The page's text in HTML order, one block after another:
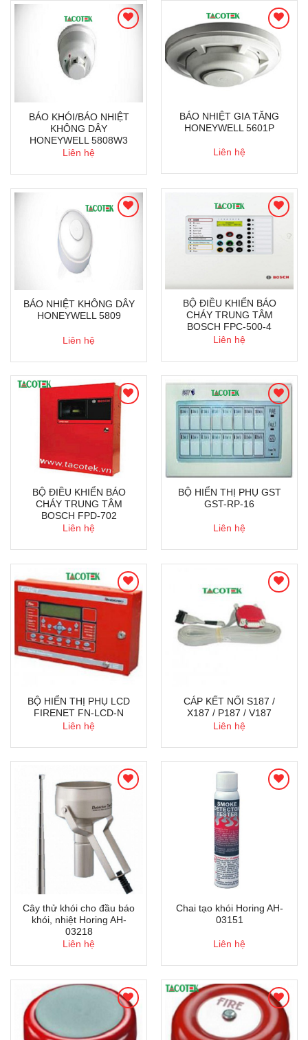
BÁO KHÓI/BÁO NHIỆT
KHÔNG DÂY
HONEYWELL 5808W3
Liên hệ
BÁO NHIỆT GIA TĂNG
HONEYWELL 5601P
Liên hệ
BÁO NHIỆT KHÔNG DÂY
HONEYWELL 5809
Liên hệ
BỘ ĐIỀU KHIỂN BÁO
CHÁY TRUNG TÂM
BOSCH FPC-500-4
Liên hệ
BỘ ĐIỀU KHIỂN BÁO
CHÁY TRUNG TÂM
BOSCH FPD-702
Liên hệ
BỘ HIỂN THỊ PHỤ GST
GST-RP-16
Liên hệ
BỘ HIỂN THỊ PHỤ LCD
FIRENET FN-LCD-N
Liên hệ
CÁP KẾT NỐI S187 /
X187 / P187 / V187
Liên hệ
Cây thử khói cho đầu báo
khói, nhiệt Horing AH-
03218
Liên hệ
Chai tạo khói Horing AH-
03151
Liên hệ